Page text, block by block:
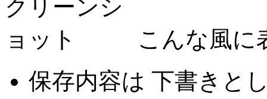
こんな風に
保存内容は 下書きと